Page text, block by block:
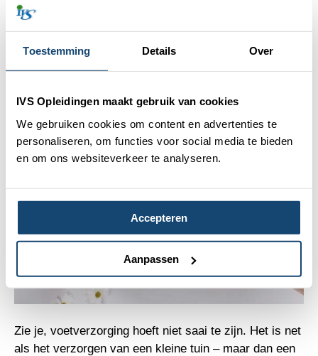
Toestemming Details Over
IVS Opleidingen maakt gebruik van cookies
We gebruiken cookies om content en advertenties te
personaliseren, om functies voor social media te bieden
en om ons websiteverkeer te analyseren.
Accepteren
Aanpassen
ze met het voelen alsof ze door een woestijn lopen.
schoenen om ze de kans te geven lucht te krijgen;
voeten niet.
Zie je, voetverzorging hoeft niet saai te zijn. Het is net
als het verzorgen van een kleine tuin – maar dan een